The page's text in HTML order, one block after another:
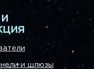
и шлюзы